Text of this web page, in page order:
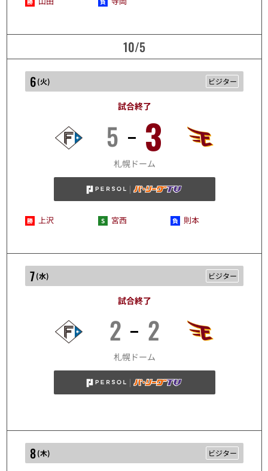
10/5
10/6
6(火) ビジター
試合終了
5 3
札幌ドーム
上沢 宮西 則本
7(水) ビジター
試合終了
2 2
札幌ドーム
8(木) ビジター